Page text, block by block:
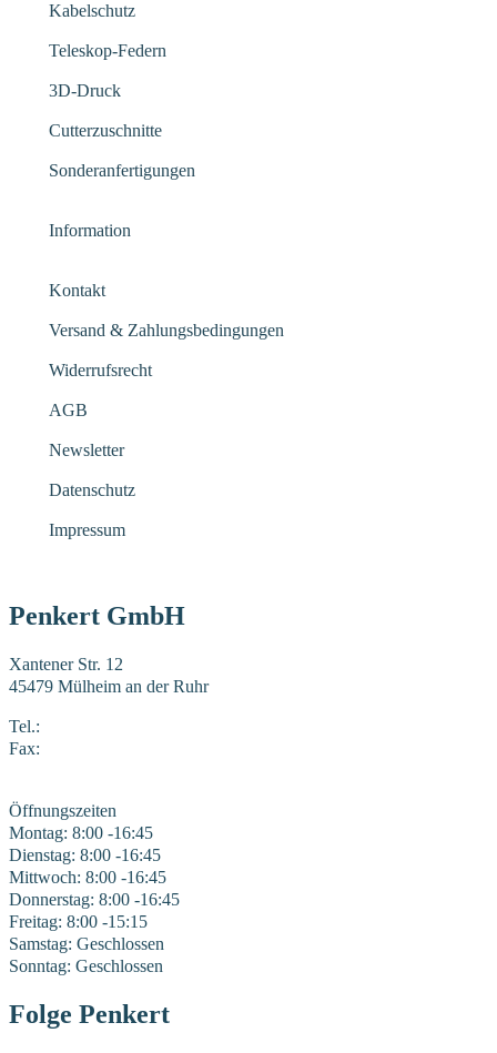
Kabelschutz
Teleskop-Federn
3D-Druck
Cutterzuschnitte
Sonderanfertigungen
Information
Kontakt
Versand & Zahlungsbedingungen
Widerrufsrecht
AGB
Newsletter
Datenschutz
Impressum
Penkert GmbH
Xantener Str. 12
45479 Mülheim an der Ruhr
Tel.:
Fax:
Öffnungszeiten
Montag: 8:00 -16:45
Dienstag: 8:00 -16:45
Mittwoch: 8:00 -16:45
Donnerstag: 8:00 -16:45
Freitag: 8:00 -15:15
Samstag: Geschlossen
Sonntag: Geschlossen
Folge Penkert